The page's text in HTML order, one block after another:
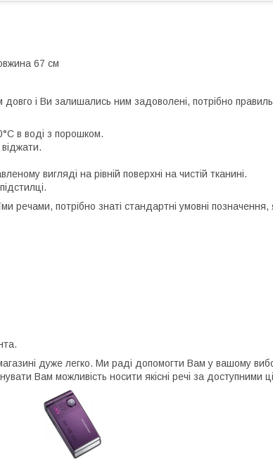
67 см
і Ви залишались ним задоволені, потрібно
в воді з порошком.
вигляді на рівній поверхні на чистій тканині.
речами, потрібно знаті стандартні умовні позначення,
дуже легко. Ми раді допомогти Вам у вашому
Вам можливість носити якісні речі за доступними